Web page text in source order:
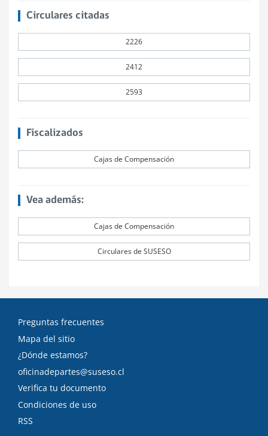
Circulares citadas
2226
2412
2593
Fiscalizados
Cajas de Compensación
Vea además:
Cajas de Compensación
Circulares de SUSESO
Preguntas frecuentes
Mapa del sitio
¿Dónde estamos?
oficinadepartes@suseso.cl
Verifica tu documento
Condiciones de uso
RSS